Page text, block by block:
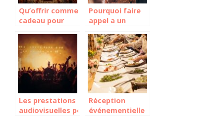
Qu’offrir comme
cadeau pour
confirmation ?
Pourquoi faire
appel a un
l’organisation
d’evenements ?
Les prestations
audiovisuelles pour
Réception
événementielle